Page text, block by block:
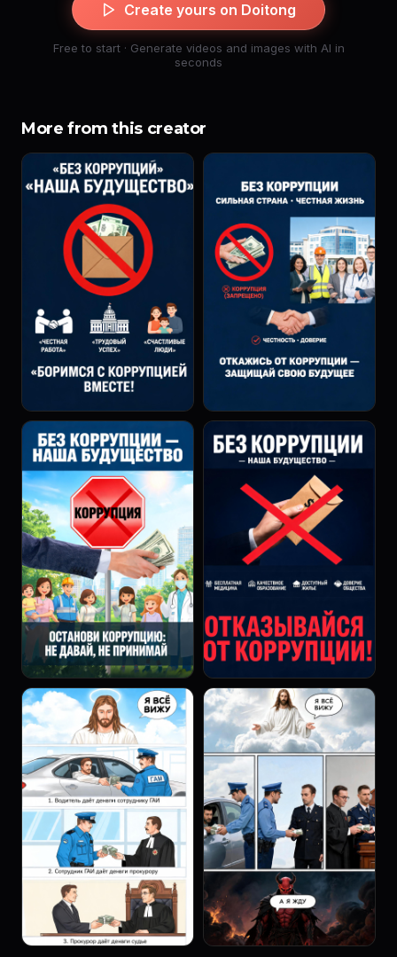
Create yours on Doitong
Free to start · Generate videos and images with AI in
seconds
More from this creator